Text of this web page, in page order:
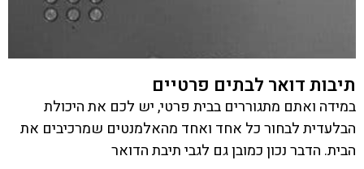
תיבות דואר לבתים פרטיים
במידה ואתם מתגוררים בבית פרטי, יש לכם את היכולת
הבלעדית לבחור כל אחד ואחד מהאלמנטים שמרכיבים את
הבית. הדבר נכון כמובן גם לגבי תיבת הדואר